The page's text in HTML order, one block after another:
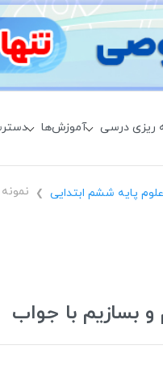
ریزی درسی آموزش‌ها
پایه ششم ابتدایی ❯
بسازیم با جواب